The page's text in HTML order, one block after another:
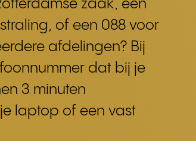
zaak, een
of een 088 voor
afdelingen? Bij
dat bij je
3 minuten
laptop of een vast